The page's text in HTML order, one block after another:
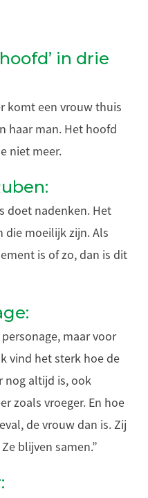
in drie
komt een vrouw thuis
haar man. Het hoofd
niet meer.
doet nadenken. Het
die moeilijk zijn. Als
is of zo, dan is dit
maar voor
vind het sterk hoe de
nog altijd is, ook
zoals vroeger. En hoe
de vrouw dan is. Zij
blijven samen.”